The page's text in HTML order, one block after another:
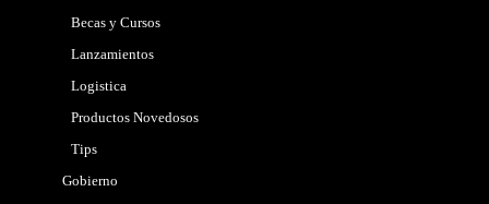
Becas y Cursos
Lanzamientos
Logistica
Productos Novedosos
Tips
Gobierno